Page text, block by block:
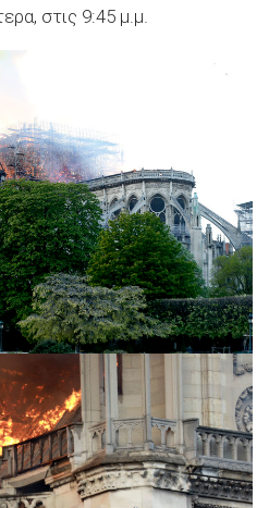
στις 9:45 μ.μ.